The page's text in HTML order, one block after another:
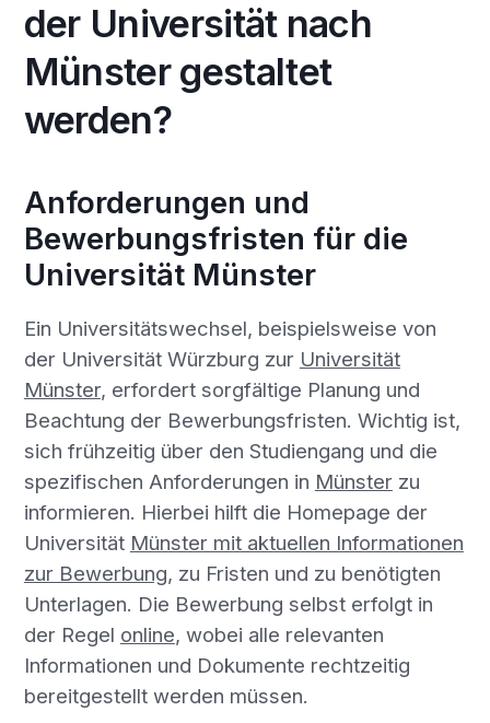
der Universität nach
Münster gestaltet
werden?
Anforderungen und
Bewerbungsfristen für die
Universität Münster
Ein Universitätswechsel, beispielsweise von
der Universität Würzburg zur Universität
Münster, erfordert sorgfältige Planung und
Beachtung der Bewerbungsfristen. Wichtig ist,
sich frühzeitig über den Studiengang und die
spezifischen Anforderungen in Münsterzu
informieren. Hierbei hilft die Homepage der
Universität Münster mit aktuellen Informationen
zur Bewerbung, zu Fristen und zu benötigten
Unterlagen. Die Bewerbung selbst erfolgt in
der Regel online, wobei alle relevanten
Informationen und Dokumente rechtzeitig
bereitgestellt werden müssen.